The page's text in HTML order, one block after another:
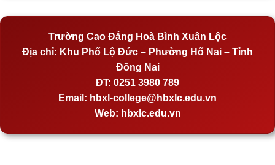
Trường Cao Đẳng Hoà Bình Xuân Lộc
Địa chỉ: Khu Phố Lộ Đức – Phường Hố Nai – Tỉnh
Đồng Nai
ĐT: 0251 3980 789
Email: hbxl-college@hbxlc.edu.vn
Web: hbxlc.edu.vn